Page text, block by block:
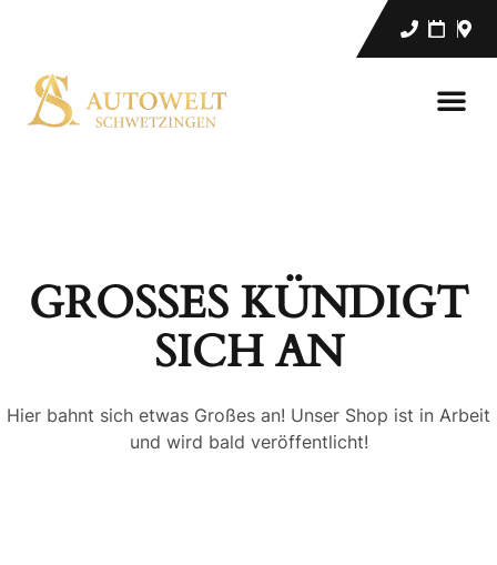
GROSSES KÜNDIGT S
ICH AN
Hier bahnt sich etwas Großes an! Unser Shop ist in Arbeit
und wird bald veröffentlicht!